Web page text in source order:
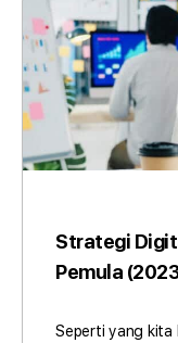
Strategi
Pemula
Seperti yang kita